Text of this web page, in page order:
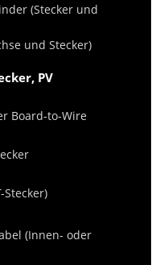
(Stecker und
und Stecker)
PV
Board-to-Wire
Stecker)
(Innen- oder